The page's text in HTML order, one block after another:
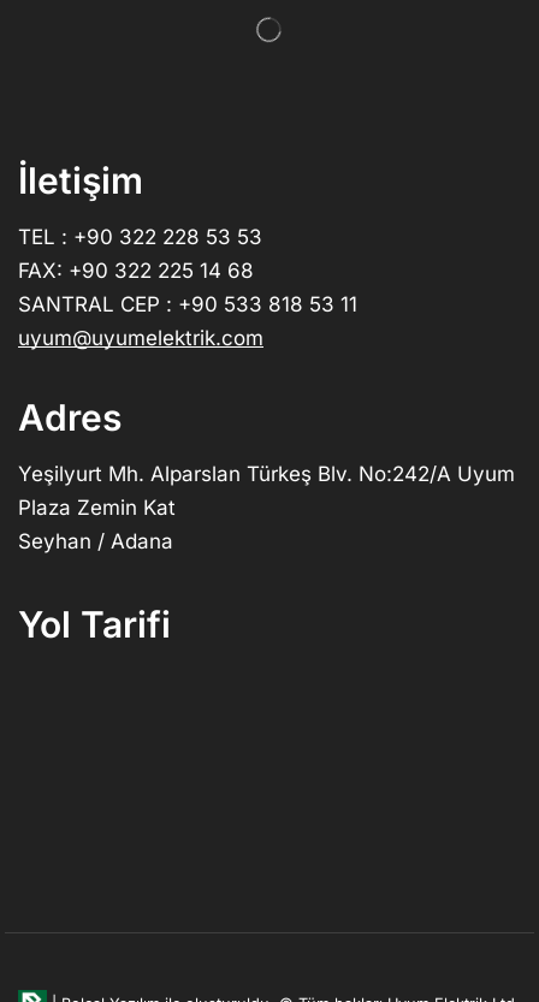
İletişim
TEL : +90 322 228 53 53
FAX: +90 322 225 14 68
SANTRAL CEP : +90 533 818 53 11
uyum@uyumelektrik.com
Adres
Yeşilyurt Mh. Alparslan Türkeş Blv. No:242/A Uyum
Plaza Zemin Kat
Seyhan / Adana
Yol Tarifi